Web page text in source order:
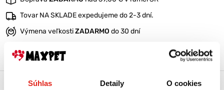
Súhlas Detaily O cookies
Tovar NA SKLADE expedujeme do 2-3 dní.
Výmena veľkostiZADARMO do 30 dní
VIAC O PRODUKTE
Popis a parametre Výrobca